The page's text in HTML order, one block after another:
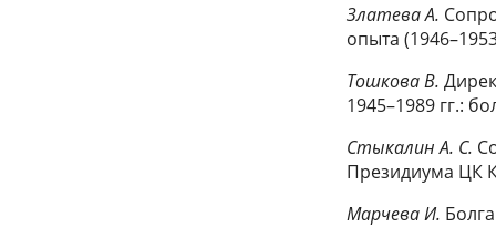
Златева А.
опыта
Тошкова В.
1945–1989 гг.:
Стыкалин А. С.
Президиума ЦК
Марчева И.